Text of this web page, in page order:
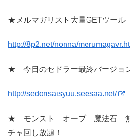
★メルマガリスト大量GETツール
http://8p2.net/nonna/
★ 今日のセドラー最終バージョ
http://sedorisaisyuu.seesaa.net/
★ モンスト オーブ 魔法石 無
チャ回し放題！